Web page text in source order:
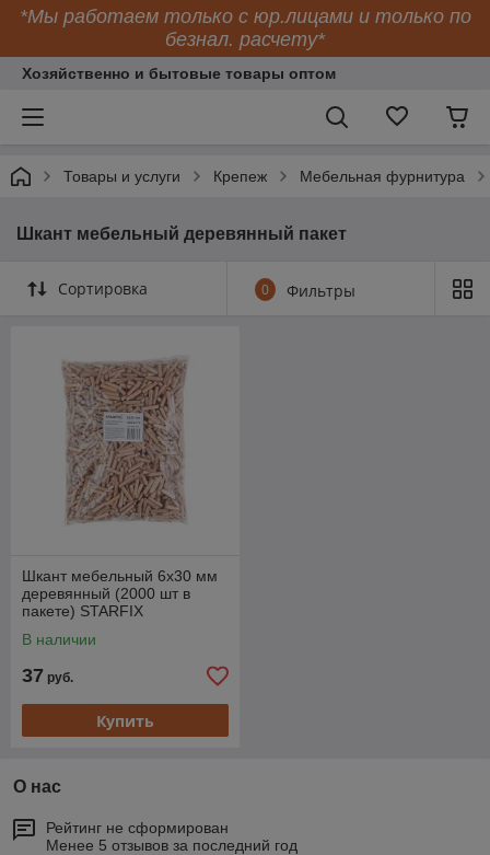
*Мы работаем только с юр.лицами и только по
безнал. расчету*
Хозяйственно и бытовые товары оптом
Товары и услуги Крепеж Мебельная фурнитура
Шкант мебельный деревянный пакет
Сортировка 0 Фильтры
Шкант мебельный 6х30 мм
деревянный (2000 шт в
пакете) STARFIX
В наличии
37 руб.
Купить
О нас
Рейтинг не сформирован
Менее 5 отзывов за последний год